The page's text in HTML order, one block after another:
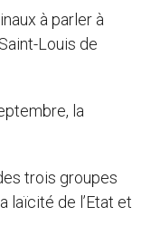
à parler à
Louis de
la
trois groupes
laïcité de l’Etat et